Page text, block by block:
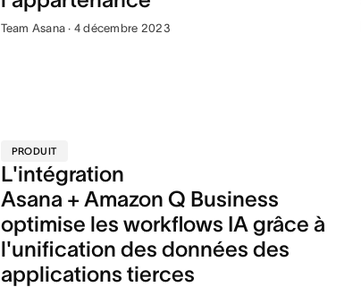
Team Asana · 4 décembre 2023
PRODUIT
L'intégration
Asana + Amazon Q Business
optimise les workflows IA grâce à
l'unification des données des
applications tierces